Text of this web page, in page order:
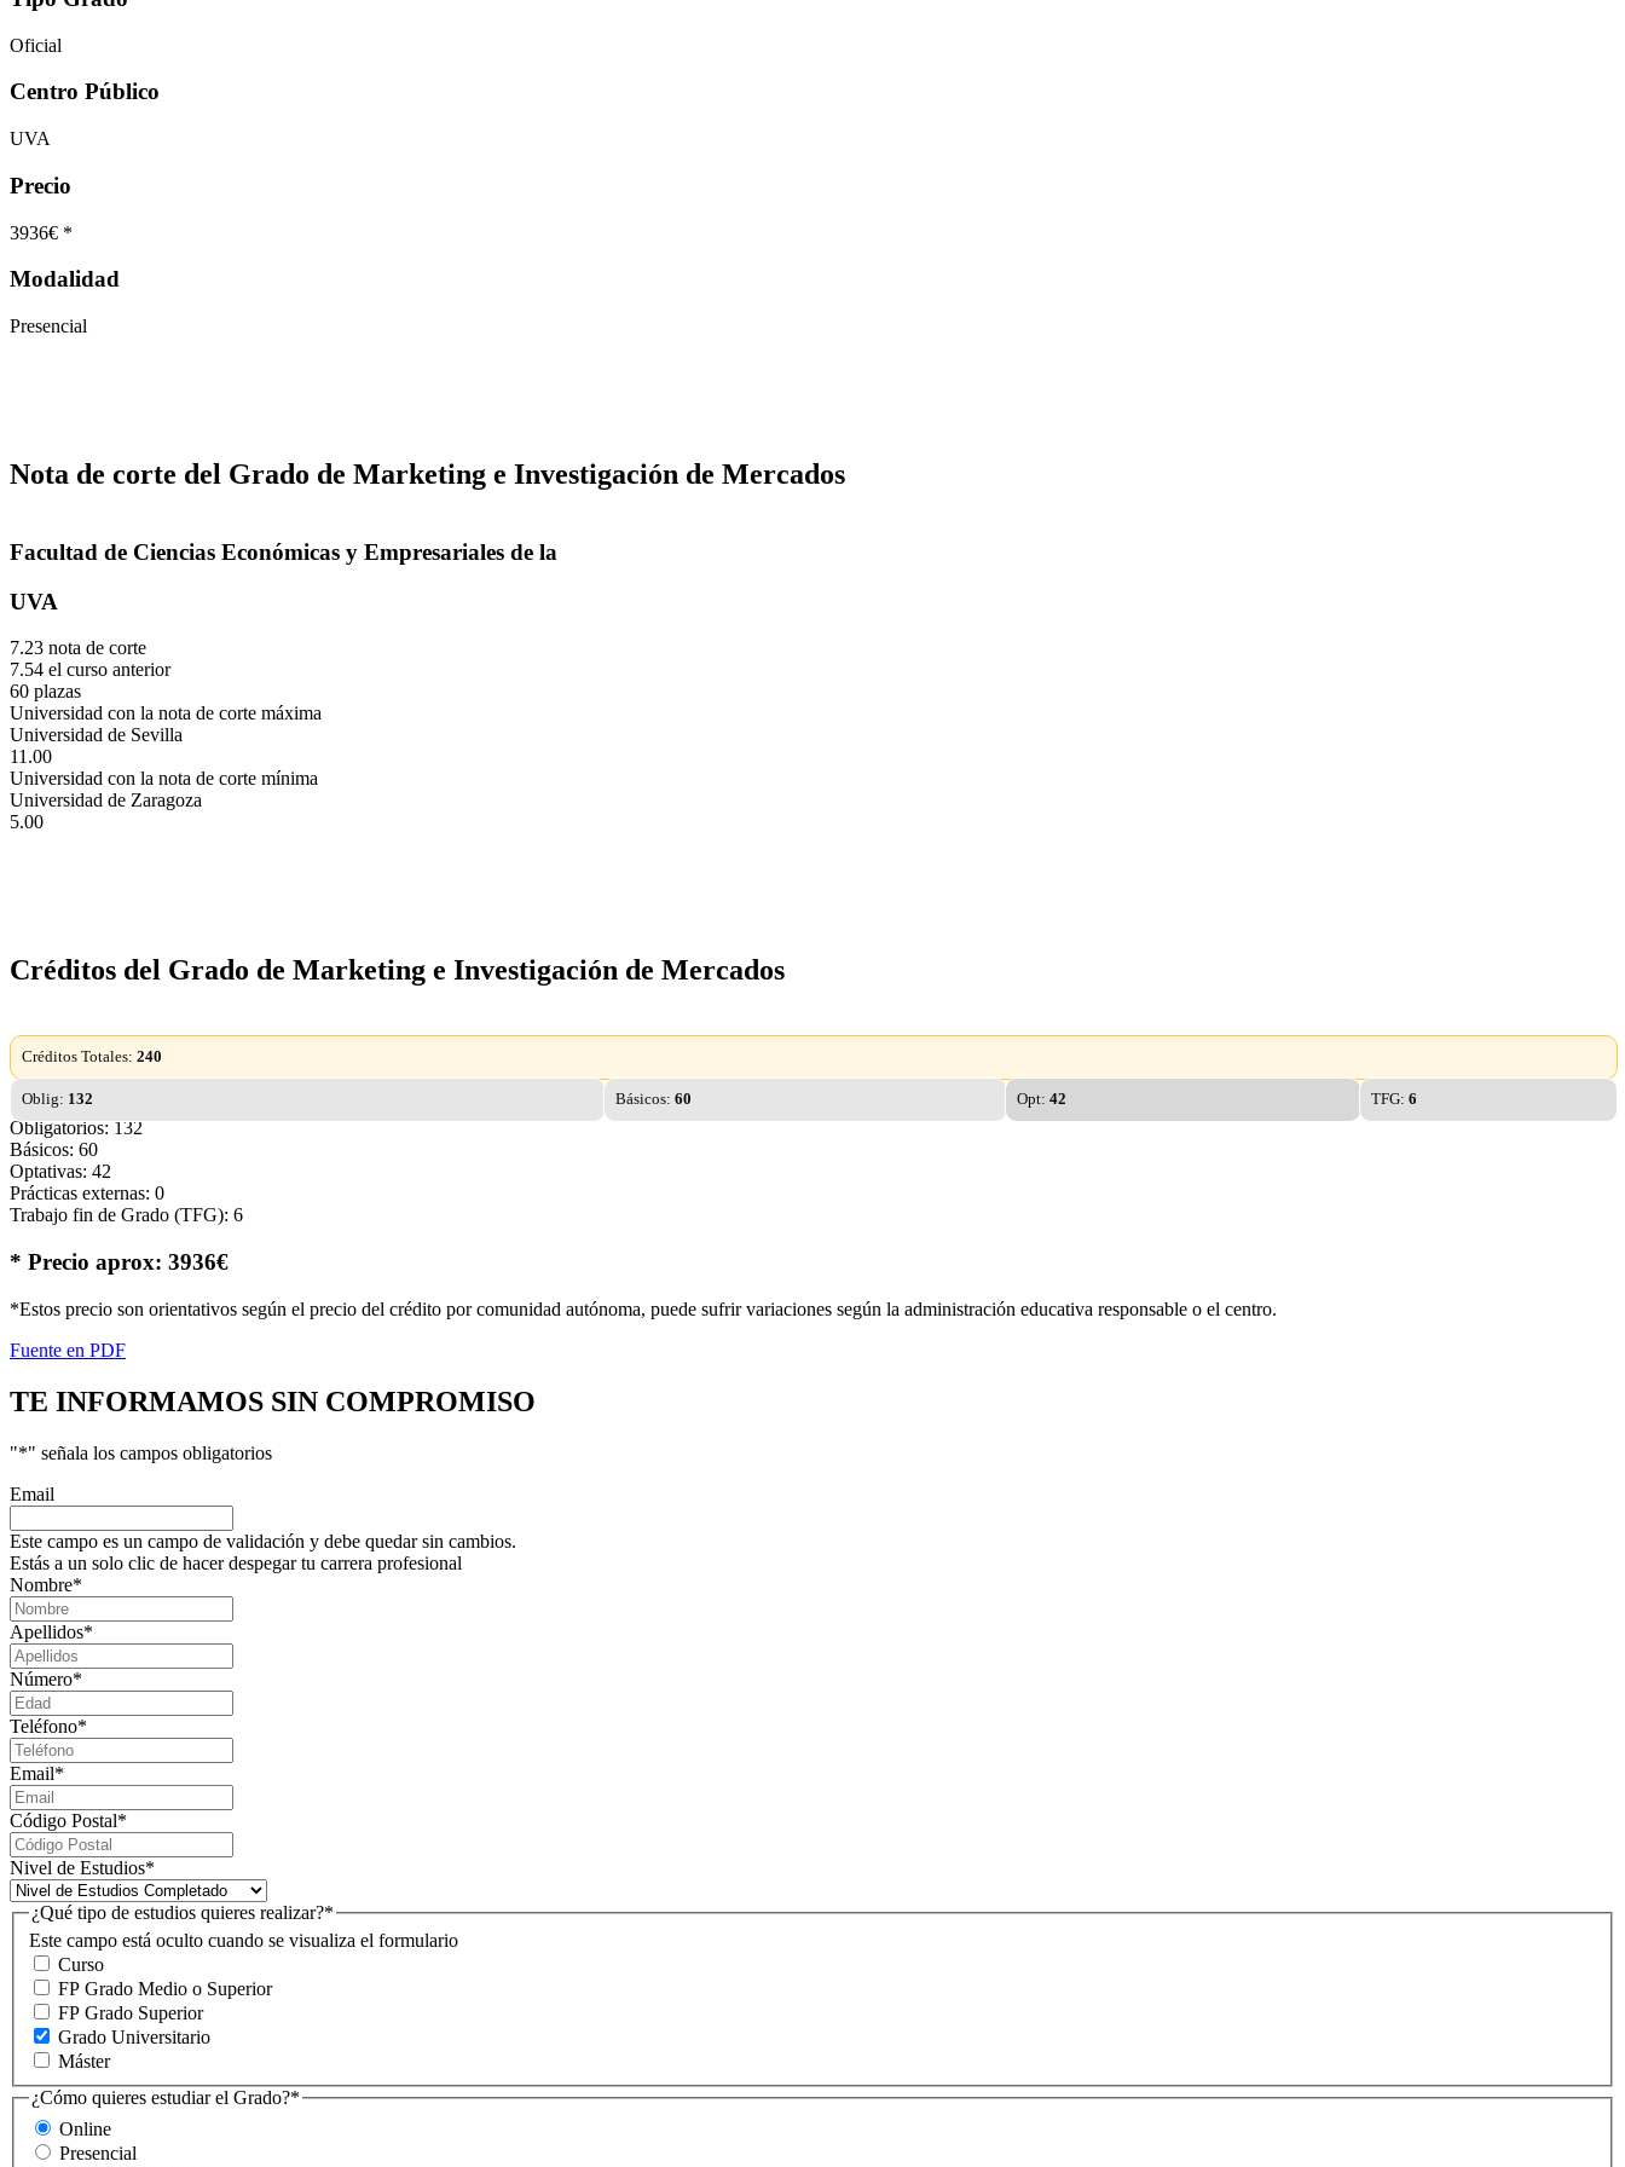
Oficial
Centro Público
UVA
Precio
3936€ *
Modalidad
Presencial
Nota de corte del Grado de Marketing e Investigación de Mercados
Facultad de Ciencias Económicas y Empresariales de la
UVA
7.23 nota de corte
7.54 el curso anterior
60 plazas
Universidad con la nota de corte máxima
Universidad de Sevilla
11.00
Universidad con la nota de corte mínima
Universidad de Zaragoza
5.00
Créditos del Grado de Marketing e Investigación de Mercados
Créditos Totales: 240
Oblig: 132 Básicos:60 Opt:42 TFG: 6
Obligatorios: 132
Básicos: 60
Optativas: 42
Prácticas externas: 0
Trabajo fin de Grado (TFG): 6
* Precio aprox: 3936€
*Estos precio son orientativos según el precio del crédito por comunidad autónoma, puede sufrir variaciones según la administración educativa responsable o el centro.
Fuente en PDF
TE INFORMAMOS SIN COMPROMISO
"*" señala los campos obligatorios
Email
Este campo es un campo de validación y debe quedar sin cambios.
Estás a un solo clic de hacer despegar tu carrera profesional
Nombre*
Apellidos*
Número*
Teléfono*
Email*
Código Postal*
Nivel de Estudios*
Este campo está oculto cuando se visualiza el formulario
¿Qué tipo de estudios quieres realizar?*
Curso
FP Grado Medio o Superior
FP Grado Superior
Grado Universitario
Máster
¿Cómo quieres estudiar el Grado?*
Online
Presencial